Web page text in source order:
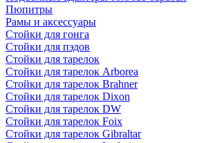
Пюпитры
Рамы и аксессуары
Стойки для гонга
Стойки для пэдов
Стойки для тарелок
Стойки для тарелок Arborea
Стойки для тарелок Brahner
Стойки для тарелок Dixon
Стойки для тарелок DW
Стойки для тарелок Foix
Стойки для тарелок Gibraltar